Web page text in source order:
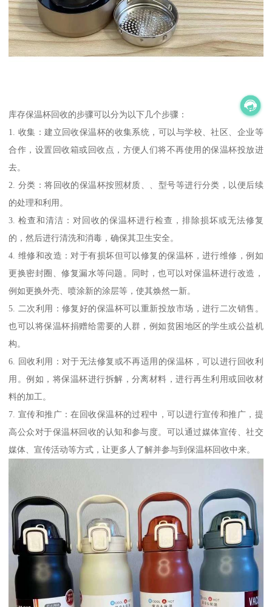
库存保温杯回收的步骤可以分为以下几个步骤：
1. 收集：建立回收保温杯的收集系统，可以与学校、社区、企业等
合作，设置回收箱或回收点，方便人们将不再使用的保温杯投放进
去。
2. 分类：将回收的保温杯按照材质、、型号等进行分类，以便后续
的处理和利用。
3. 检查和清洁：对回收的保温杯进行检查，排除损坏或无法修复
的，然后进行清洗和消毒，确保其卫生安全。
4. 维修和改造：对于有损坏但可以修复的保温杯，进行维修，例如
更换密封圈、修复漏水等问题。同时，也可以对保温杯进行改造，
例如更换外壳、喷涂新的涂层等，使其焕然一新。
5. 二次利用：修复好的保温杯可以重新投放市场，进行二次销售。
也可以将保温杯捐赠给需要的人群，例如贫困地区的学生或公益机
构。
6. 回收利用：对于无法修复或不再适用的保温杯，可以进行回收利
用。例如，将保温杯进行拆解，分离材料，进行再生利用或回收材
料的加工。
7. 宣传和推广：在回收保温杯的过程中，可以进行宣传和推广，提
高公众对于保温杯回收的认知和参与度。可以通过媒体宣传、社交
媒体、宣传活动等方式，让更多人了解并参与到保温杯回收中来。